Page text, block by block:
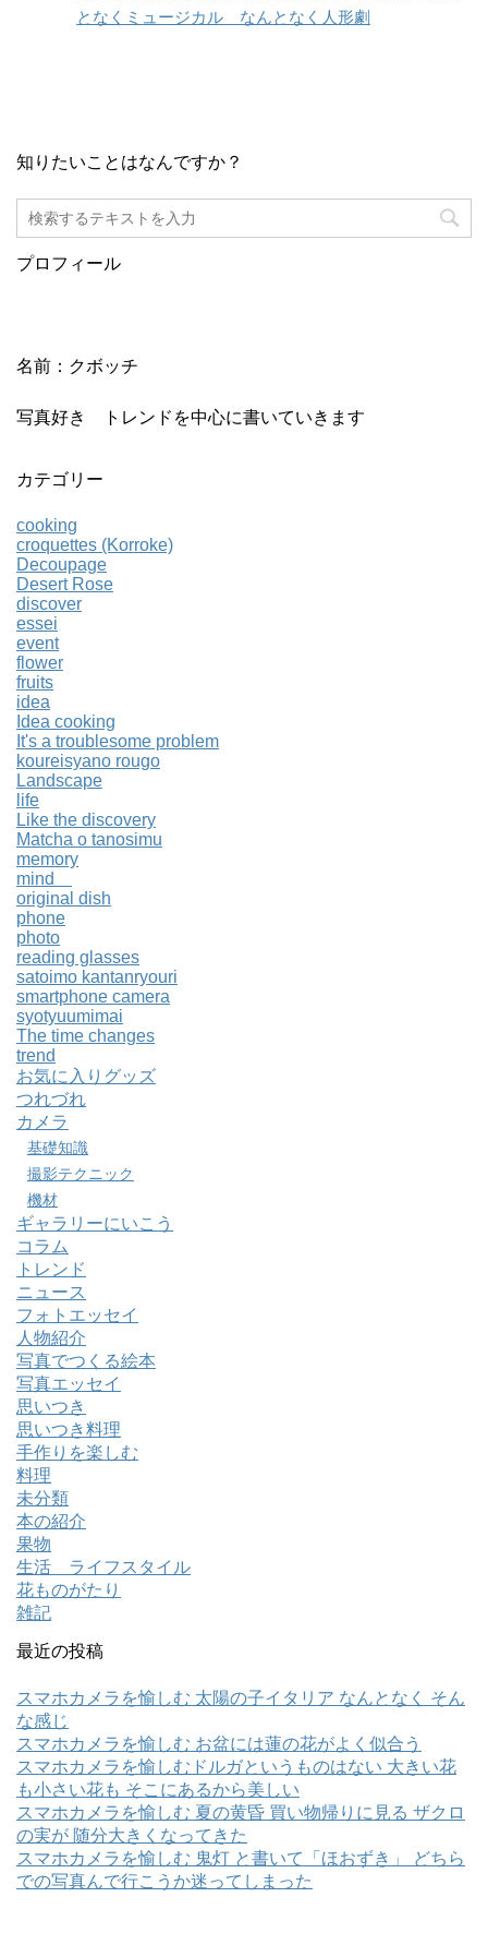
となくミュージカル なんとなく人形劇
知りたいことはなんですか？
プロフィール
名前：クボッチ
写真好き トレンドを中心に書いていきます
カテゴリー
cooking
croquettes (Korroke)
Decoupage
Desert Rose
discover
essei
event
flower
fruits
idea
Idea cooking
It's a troublesome problem
koureisyano rougo
Landscape
life
Like the discovery
Matcha o tanosimu
memory
mind
original dish
phone
photo
reading glasses
satoimo kantanryouri
smartphone camera
syotyuumimai
The time changes
trend
お気に入りグッズ
つれづれ
カメラ
基礎知識
撮影テクニック
機材
ギャラリーにいこう
コラム
トレンド
ニュース
フォトエッセイ
人物紹介
写真でつくる絵本
写真エッセイ
思いつき
思いつき料理
手作りを楽しむ
料理
未分類
本の紹介
果物
生活 ライフスタイル
花ものがたり
雑記
最近の投稿
スマホカメラを愉しむ 太陽の子イタリア なんとなく そん
な感じ
スマホカメラを愉しむ お盆には蓮の花がよく似合う
スマホカメラを愉しむドルガというものはない 大きい花
も小さい花も そこにあるから美しい
スマホカメラを愉しむ 夏の黄昏 買い物帰りに見る ザクロ
の実が 随分大きくなってきた
スマホカメラを愉しむ 鬼灯 と書いて「ほおずき」 どちら
での写真んで行こうか迷ってしまった